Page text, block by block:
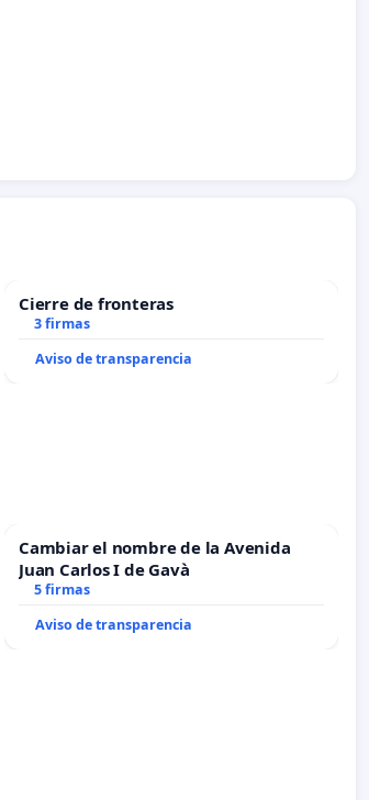
Cierre de fronteras
3 firmas
Aviso de transparencia
Cambiar el nombre de la Avenida
Juan Carlos I de Gavà
5 firmas
Aviso de transparencia